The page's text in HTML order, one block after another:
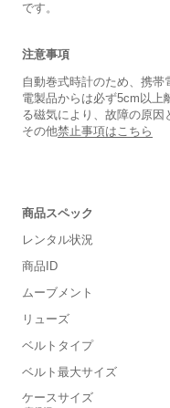
です。
注意事項
自動巻式時計のため、携
電製品からは必ず5cm以上
る磁気により、故障の原因
その他禁止事項はこちら
商品スペック
レンタル状況
商品ID
ムーブメント
リューズ
ベルトタイプ
ベルト最大サイズ
ケースサイズ
■重さ(ベルト込み)